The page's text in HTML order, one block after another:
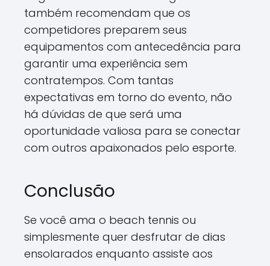
também recomendam que os
competidores preparem seus
equipamentos com antecedência para
garantir uma experiência sem
contratempos. Com tantas
expectativas em torno do evento, não
há dúvidas de que será uma
oportunidade valiosa para se conectar
com outros apaixonados pelo esporte.
Conclusão
Se você ama o beach tennis ou
simplesmente quer desfrutar de dias
ensolarados enquanto assiste aos